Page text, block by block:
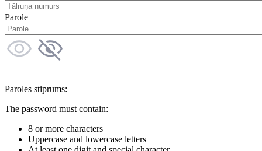
Parole
Paroles stiprums:
The password must contain:
8 or more characters
Uppercase and lowercase letters